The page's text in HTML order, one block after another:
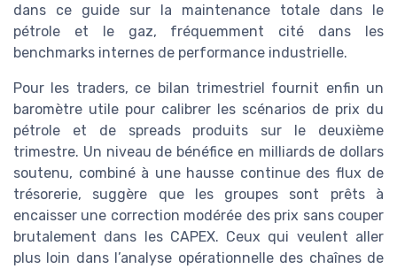
dans ce guide sur la maintenance totale dans le
pétrole et le gaz, fréquemment cité dans les
benchmarks internes de performance industrielle.
Pour les traders, ce bilan trimestriel fournit enfin un
baromètre utile pour calibrer les scénarios de prix du
pétrole et de spreads produits sur le deuxième
trimestre. Un niveau de bénéfice en milliards de dollars
soutenu, combiné à une hausse continue des flux de
trésorerie, suggère que les groupes sont prêts à
encaisser une correction modérée des prix sans couper
brutalement dans les CAPEX. Ceux qui veulent aller
plus loin dans l’analyse opérationnelle des chaînes de